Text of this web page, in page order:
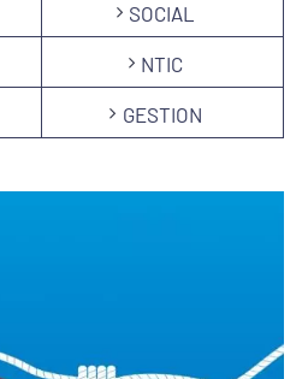
SOCIAL
NTIC
GESTION